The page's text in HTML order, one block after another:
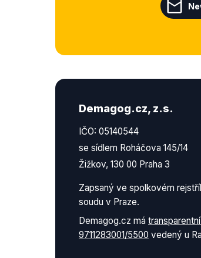
Demagog.cz, z.s.
IČO: 05140544
se sídlem Roháčova 145/14
Žižkov, 130 00 Praha 3
Zapsaný ve spolkovém
soudu v Praze.
Demagog.cz má
9711283001/5500 vedený u